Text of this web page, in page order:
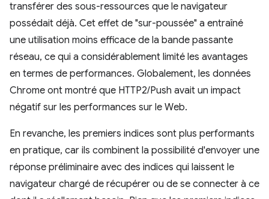
transférer des sous-ressources que le navigateur
possédait déjà. Cet effet de "sur-poussée" a entraîné
une utilisation moins efficace de la bande passante
réseau, ce qui a considérablement limité les avantages
en termes de performances. Globalement, les données
Chrome ont montré que HTTP2/Push avait un impact
négatif sur les performances sur le Web.
En revanche, les premiers indices sont plus performants
en pratique, car ils combinent la possibilité d'envoyer une
réponse préliminaire avec des indices qui laissent le
navigateur chargé de récupérer ou de se connecter à ce